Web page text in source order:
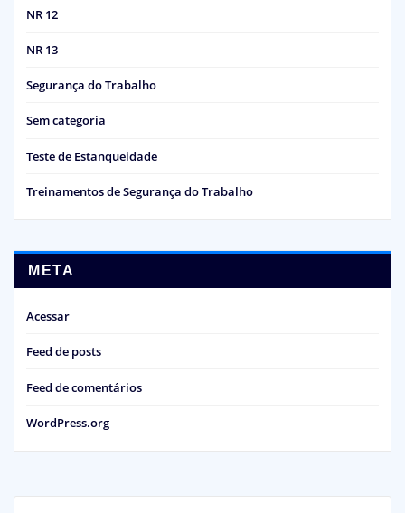
NR 12
NR 13
Segurança do Trabalho
Sem categoria
Teste de Estanqueidade
Treinamentos de Segurança do Trabalho
META
Acessar
Feed de posts
Feed de comentários
WordPress.org